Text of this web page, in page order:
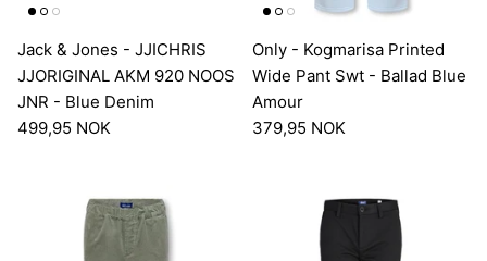
Jack & Jones - JJICHRIS
JJORIGINAL AKM 920 NOOS
JNR - Blue Denim
499,95 NOK
Only - Kogmarisa Printed
Wide Pant Swt - Ballad Blue
Amour
379,95 NOK